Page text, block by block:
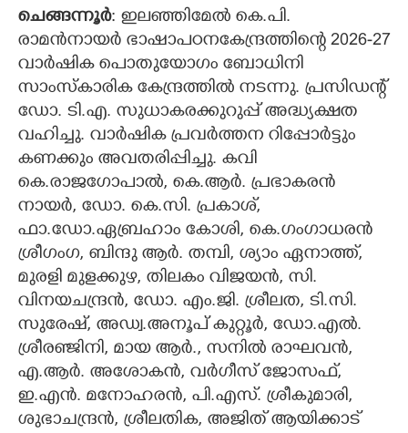
CARTOONS
LITERATURE
ZOOM
CONTACT US
ചെങ്ങന്നൂർ: ഇലഞ്ഞിമേൽ കെ.പി.
രാമൻനായർ ഭാഷാപഠനകേന്ദ്രത്തിന്റെ 2026-27
വാർഷിക പൊതുയോഗം ബോധിനി
സാംസ്കാരിക കേന്ദ്രത്തിൽ നടന്നു. പ്രസിഡന്റ്
ഡോ. ടി.എ. സുധാകരക്കുറുപ്പ് അദ്ധ്യക്ഷത
വഹിച്ചു. വാർഷിക പ്രവർത്തന റിപ്പോർട്ടും
കണക്കും അവതരിപ്പിച്ചു. കവി
കെ.രാജഗോപാൽ, കെ.ആർ. പ്രഭാകരൻ
നായർ, ഡോ. കെ.സി. പ്രകാശ്,
ഫാ.ഡോ.ഏബ്രഹാം കോശി, കെ.ഗംഗാധരൻ
ശ്രീഗംഗ, ബിന്ദു ആർ. തമ്പി, ശ്യാം ഏനാത്ത്,
മുരളി മുളക്കുഴ, തിലകം വിജയൻ, സി.
വിനയചന്ദ്രൻ, ഡോ. എം.ജി. ശ്രീലത, ടി.സി.
സുരേഷ്, അഡ്വ.അനൂപ് കുറ്റൂർ, ഡോ.എൽ.
ശ്രീരഞ്ജിനി, മായ ആർ., സനിൽ രാഘവൻ,
എ.ആർ. അശോകൻ, വർഗീസ് ജോസഫ്,
ഇ.എൻ. മനോഹരൻ, പി.എസ്. ശ്രീകുമാരി,
ശുഭാചന്ദ്രൻ, ശ്രീലതിക, അജിത് ആയിക്കാട്